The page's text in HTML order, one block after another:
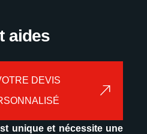
aides
DEVIS
unique et nécessite une